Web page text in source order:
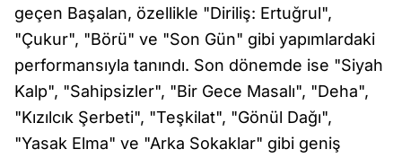
geçen Başalan, özellikle "Diriliş: Ertuğrul",
"Çukur", "Börü" ve "Son Gün" gibi yapımlardaki
performansıyla tanındı. Son dönemde ise "Siyah
Kalp", "Sahipsizler", "Bir Gece Masalı", "Deha",
"Kızılcık Şerbeti", "Teşkilat", "Gönül Dağı",
"Yasak Elma" ve "Arka Sokaklar" gibi geniş